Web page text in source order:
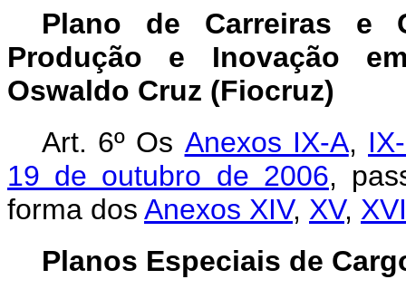
Plano de Carreiras e
Produção e Inovação
Oswaldo Cruz (Fiocruz)
Art. 6º Os Anexos IX-A,
19 de outubro de 2006,
forma dos Anexos XIV, XV, XVI
Planos Especiais de